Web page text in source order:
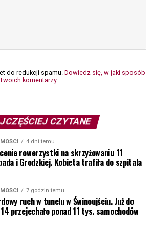
do redukcji spamu. Dowiedz się, w jaki sposób
komentarzy.
CZYTANE
4 dni temu
rowerzystki na skrzyżowaniu 11
i Grodzkiej. Kobieta trafiła do szpitala
7 godzin temu
ruch w tunelu w Świnoujściu. Już do
przejechało ponad 11 tys. samochodów